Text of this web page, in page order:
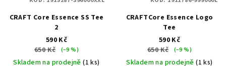
oCRAFT Core Essence SS Tee
2
590 Kč
650 Kč
(–9 %)
Skladem na prodejně(1 ks)
CRAFTCore Essence Logo
Tee
590 Kč
650 Kč
(–9 %)
Skladem na prodejně(1 ks)